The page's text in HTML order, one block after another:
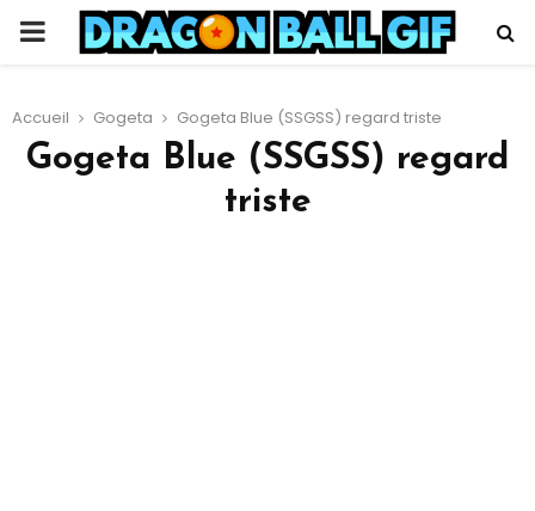
PRIMARY
Accueil Gogeta Gogeta Blue (SSGSS) regard triste
Gogeta Blue (SSGSS) regard
triste